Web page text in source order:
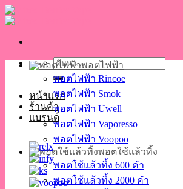
Skip
to
ค้นหา:
หน้าแรก
ร้านค้า
แบรนด์
พอตไฟฟ้า
พอตไฟฟ้า Rincoe
พอตไฟฟ้า Smok
พอตไฟฟ้า Uwell
พอตไฟฟ้า Vaporesso
พอตไฟฟ้า Voopoo
พอตใช้แล้วทิ้ง
พอตใช้แล้วทิ้ง 600 คำ
พอตใช้แล้วทิ้ง 2000 คำ